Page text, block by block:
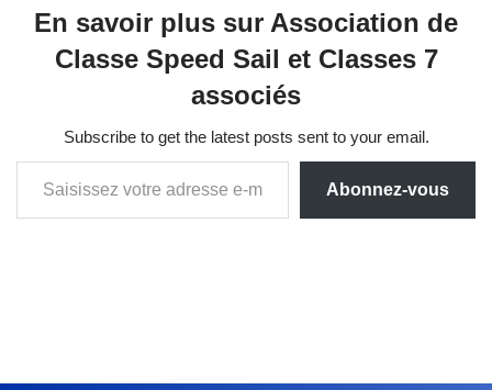
En savoir plus sur Association de
Classe Speed Sail et Classes 7
associés
Subscribe to get the latest posts sent to your email.
Abonnez-vous